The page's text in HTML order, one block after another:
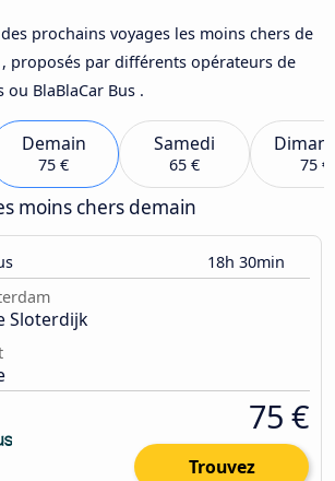
prochains voyages les moins chers de
proposés par différents opérateurs de
ou BlaBlaCar Bus .
Demain
75 €
Samedi
65 € 75 €
moins chers demain
18h 30min
Sloterdijk
75 €
Trouvez